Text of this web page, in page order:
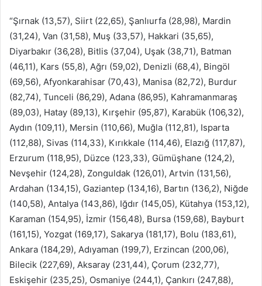
“Şırnak (13,57), Siirt (22,65), Şanlıurfa (28,98), Mardin
(31,24), Van (31,58), Muş (33,57), Hakkari (35,65),
Diyarbakır (36,28), Bitlis (37,04), Uşak (38,71), Batman
(46,11), Kars (55,8), Ağrı (59,02), Denizli (68,4), Bingöl
(69,56), Afyonkarahisar (70,43), Manisa (82,72), Burdur
(82,74), Tunceli (86,29), Adana (86,95), Kahramanmaraş
(89,03), Hatay (89,13), Kırşehir (95,87), Karabük (106,32),
Aydın (109,11), Mersin (110,66), Muğla (112,81), Isparta
(112,88), Sivas (114,33), Kırıkkale (114,46), Elazığ (117,87),
Erzurum (118,95), Düzce (123,33), Gümüşhane (124,2),
Nevşehir (124,28), Zonguldak (126,01), Artvin (131,56),
Ardahan (134,15), Gaziantep (134,16), Bartın (136,2), Niğde
(140,58), Antalya (143,86), Iğdır (145,05), Kütahya (153,12),
Karaman (154,95), İzmir (156,48), Bursa (159,68), Bayburt
(161,15), Yozgat (169,17), Sakarya (181,17), Bolu (183,61),
Ankara (184,29), Adıyaman (199,7), Erzincan (200,06),
Bilecik (227,69), Aksaray (231,44), Çorum (232,77),
Eskişehir (235,25), Osmaniye (244,1), Çankırı (247,88),